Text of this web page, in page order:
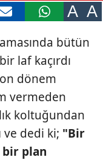
A A
bütün
laf kaçırdı
dönem
vermeden
koltuğundan
ve dedi ki; "Bir
plan